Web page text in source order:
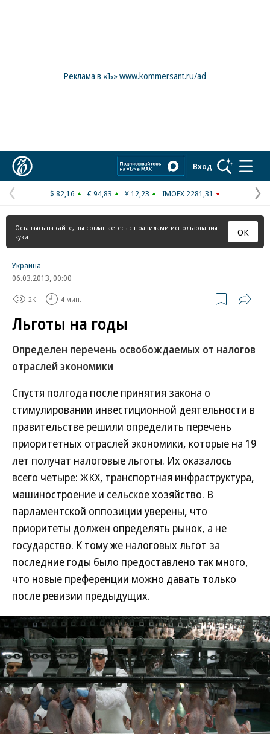
Реклама в «Ъ» www.kommersant.ru/ad
Вход
Предыдущая
страница
$ 82,16 € 94,83 ¥ 12,23 IMOEX 2281,31
Оставаясь на сайте, вы соглашаетесь с правилами использования
куки
ОК
Украина
06.03.2013, 00:00
2K 4 мин.
Льготы на годы
Определен перечень освобождаемых от налогов
отраслей экономики
Спустя полгода после принятия закона о
стимулировании инвестиционной деятельности в
правительстве решили определить перечень
приоритетных отраслей экономики, которые на 19
лет получат налоговые льготы. Их оказалось
всего четыре: ЖКХ, транспортная инфраструктура,
машиностроение и сельское хозяйство. В
парламентской оппозиции уверены, что
приоритеты должен определять рынок, а не
государство. К тому же налоговых льгот за
последние годы было предоставлено так много,
что новые преференции можно давать только
после ревизии предыдущих.